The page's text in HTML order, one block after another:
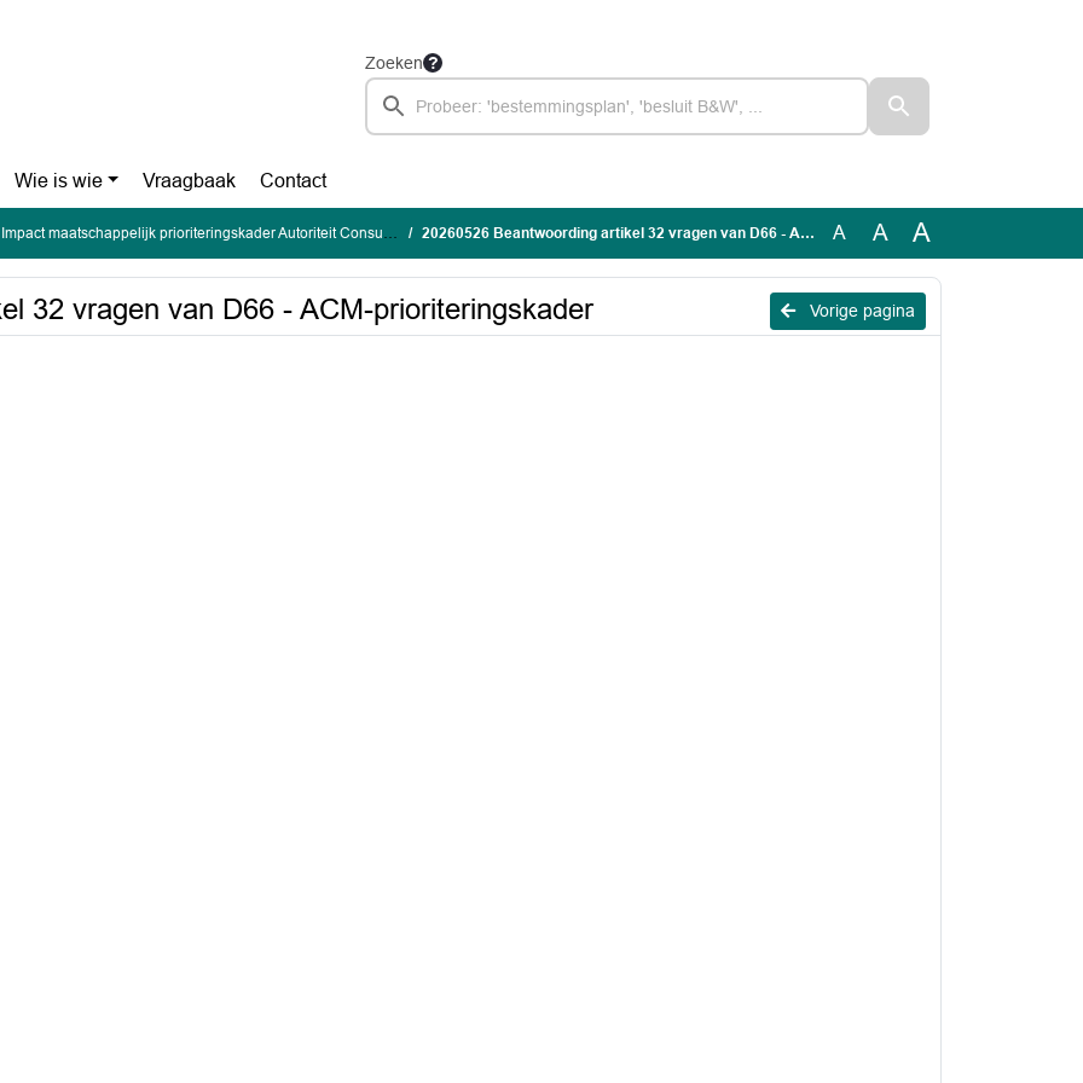
Zoeken
Wie is wie Vraagbaak Contact
Impact maatschappelijk prioriteringskader Autoriteit Consument en Markt (netcongestie) 20260526 Beantwoording artikel 32 vragen van D66 - ACM-prioriteringskader A A A
Vorige pagina
32 vragen van D66 - ACM-prioriteringskader